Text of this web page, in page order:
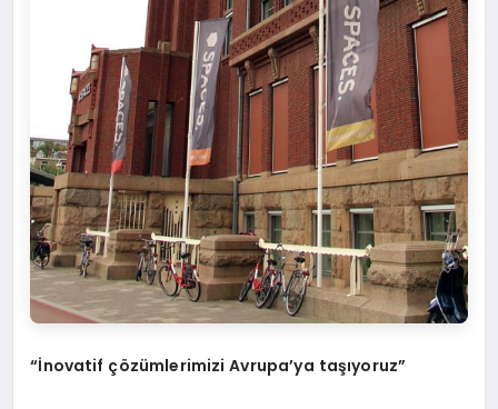
“İnovatif çözümlerimizi Avrupa’ya taşıyoruz”